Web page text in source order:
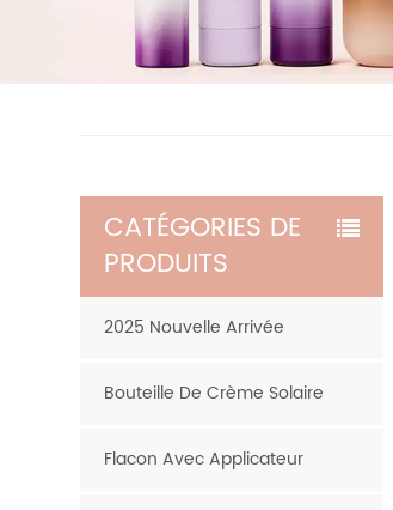
CATÉGORIES DE
PRODUITS
2025 Nouvelle Arrivée
Bouteille De Crème Solaire
Flacon Avec Applicateur